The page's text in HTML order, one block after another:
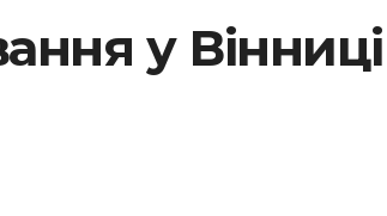
у Вінниці